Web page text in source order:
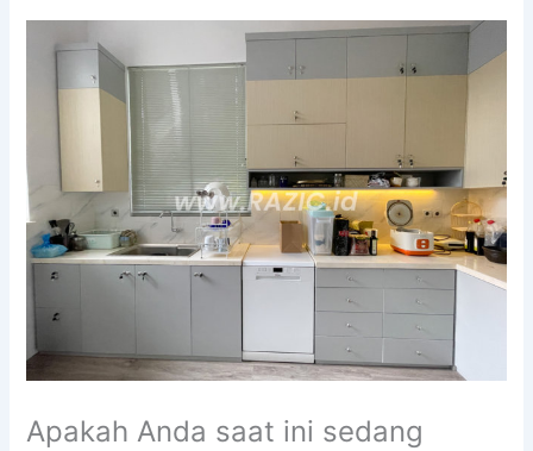
Apakah Anda saat ini sedang